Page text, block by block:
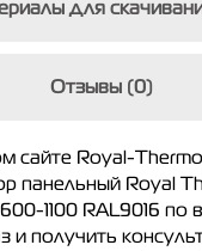
для
Отзывы (0)
сайте Royal-
панельный Royal
1100 RAL9016 по
и получить